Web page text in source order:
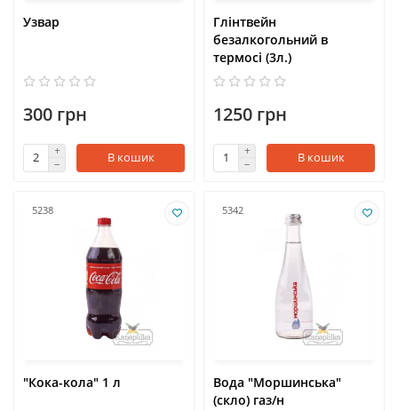
Узвар
300 грн
В кошик
Глінтвейн
безалкогольний в
термосі (3л.)
1250 грн
В кошик
5238
"Кока-кола" 1 л
5342
Вода "Моршинська"
(скло) газ/н